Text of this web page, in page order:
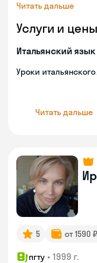
Читать дальше
Услуги и цены
Итальянский язык
Уроки итальянского
Читать дальше
5 от 1590
пгту • 1999 г.